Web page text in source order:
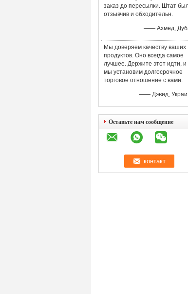
заказ до пересылки. Штат
отзывчив и обходительн.
—— Ахмед,
Мы доверяем качеству ваших
продуктов. Оно всегда самое
лучшее. Держите этот идти, и
мы установим долгосрочное
торговое отношение с вами.
—— Дэвид,
Оставьте нам сообщение